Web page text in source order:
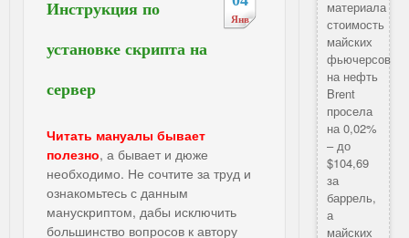
Янв
Инструкция по
установке скрипта на
сервер
Читать мануалы бывает
полезно, а бывает и дюже
необходимо. Не сочтите за труд и
ознакомьтесь с данным
манускриптом, дабы исключить
большинство вопросов к автору
материала
стоимость
майских
фьючерсов
на нефть
Brent
просела
на 0,02%
– до
$104,69
за
баррель,
а
майских